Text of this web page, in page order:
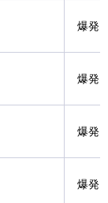
爆発
爆発
爆発
爆発